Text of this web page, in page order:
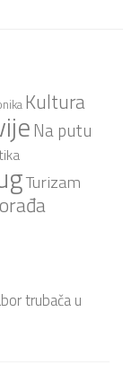
Kultura
Na putu
Turizam
trubača u